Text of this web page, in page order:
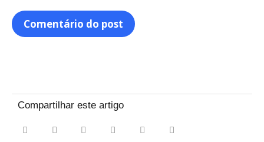
Compartilhar este artigo